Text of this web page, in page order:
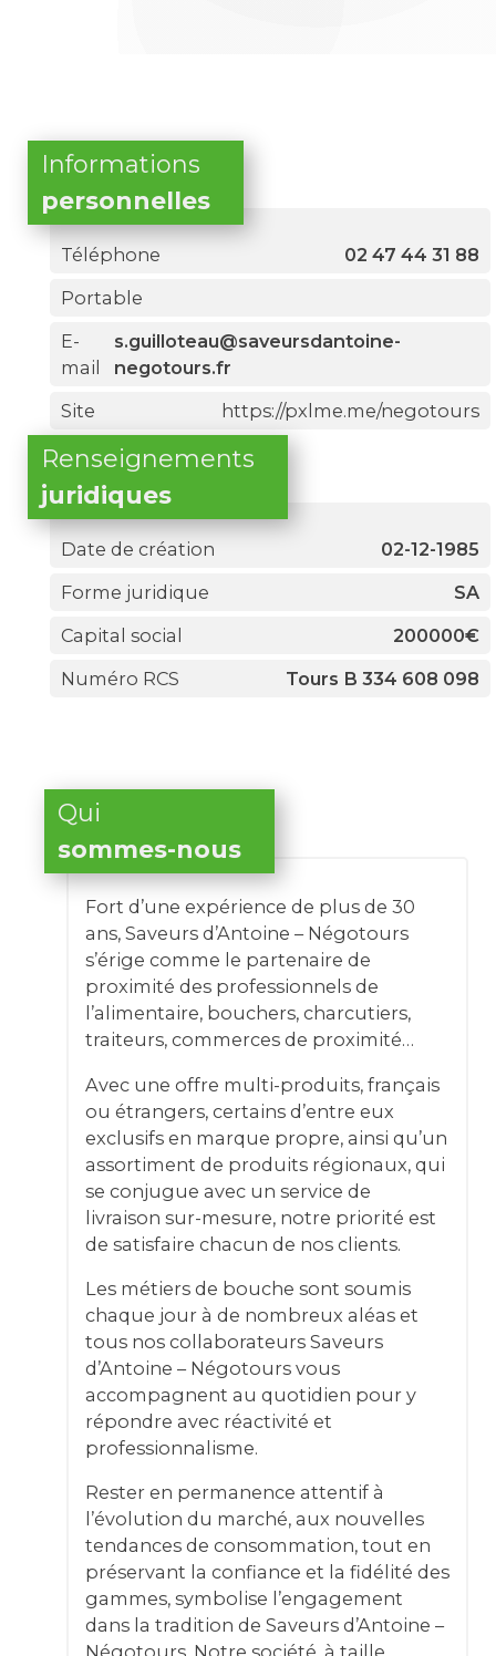
Informations
personnelles
Téléphone
02 47 44 31 88
Portable
E-
mail
s.guilloteau@saveursdantoine-
negotours.fr
Site
https://pxlme.me/negotours
Renseignements
juridiques
Date de création
02-12-1985
Forme juridique
SA
Capital social
200000€
Numéro RCS
Tours B 334 608 098
Qui
sommes-nous
Fort d’une expérience de plus de 30
ans, Saveurs d’Antoine – Négotours
s’érige comme le partenaire de
proximité des professionnels de
l’alimentaire, bouchers, charcutiers,
traiteurs, commerces de proximité…
Avec une offre multi-produits, français
ou étrangers, certains d’entre eux
exclusifs en marque propre, ainsi qu’un
assortiment de produits régionaux, qui
se conjugue avec un service de
livraison sur-mesure, notre priorité est
de satisfaire chacun de nos clients.
Les métiers de bouche sont soumis
chaque jour à de nombreux aléas et
tous nos collaborateurs Saveurs
d’Antoine – Négotours vous
accompagnent au quotidien pour y
répondre avec réactivité et
professionnalisme.
Rester en permanence attentif à
l’évolution du marché, aux nouvelles
tendances de consommation, tout en
préservant la confiance et la fidélité des
gammes, symbolise l’engagement
dans la tradition de Saveurs d’Antoine –